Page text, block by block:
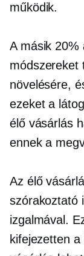
működik.
A másik 20%
módszereket
növelésére,
ezeket a
élő vásárlás
ennek a
Az élő
szórakoztató
izgalmával.
kifejezetten